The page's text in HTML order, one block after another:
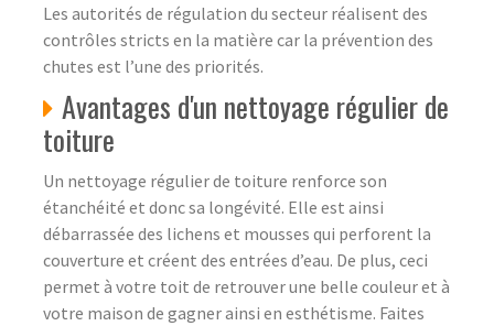
Les autorités de régulation du secteur réalisent des
contrôles stricts en la matière car la prévention des
chutes est l’une des priorités.
Avantages d'un nettoyage régulier de
toiture
Un nettoyage régulier de toiture renforce son
étanchéité et donc sa longévité. Elle est ainsi
débarrassée des lichens et mousses qui perforent la
couverture et créent des entrées d’eau. De plus, ceci
permet à votre toit de retrouver une belle couleur et à
votre maison de gagner ainsi en esthétisme. Faites